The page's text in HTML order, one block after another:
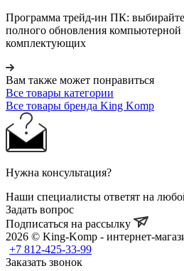
Программа трейд-ин ПК:
полного обновления компьютерной
комплектующих
Вам также может понравиться
Все товары категории
Все товары бренда King Komp
Нужна консультация?
Наши специалисты ответят на
Задать вопрос
Подписаться на рассылку
2026 © King-Komp - интернет-
+7 812-425-33-99
Заказать звонок